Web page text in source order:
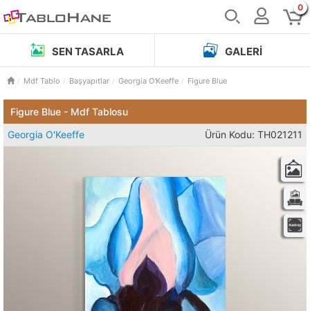
0
SEN TASARLA GALERI
Mdf Tablo Başyapıtlar Georgia O'Keeffe Figure Blue
Figure Blue - Mdf Tablosu
Georgia O'Keeffe
Ürün Kodu: TH021211